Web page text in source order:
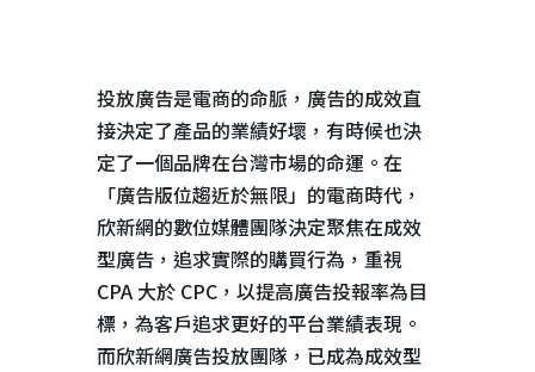
投放廣告是電商的命脈，廣告的成效直
接決定了產品的業績好壞，有時候也決
定了一個品牌在台灣市場的命運。在
「廣告版位趨近於無限」的電商時代，
欣新網的數位媒體團隊決定聚焦在成效
型廣告，追求實際的購買行為，重視
CPA 大於CPC，以提高廣告投報率為目
標，為客戶追求更好的平台業績表現。
而欣新網廣告投放團隊，已成為成效型